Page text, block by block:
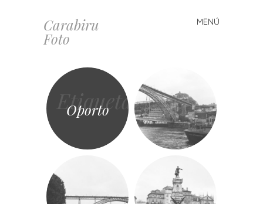
Carabiru
Foto
MENÚ
Saltar
al
Etiqueta
Oporto